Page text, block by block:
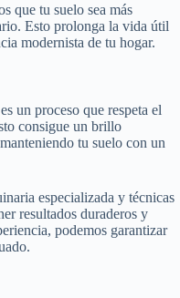
que tu suelo sea más
Esto prolonga la vida útil
modernista de tu hogar.
un proceso que respeta el
consigue un brillo
tu suelo con un
especializada y técnicas
resultados duraderos y
podemos garantizar